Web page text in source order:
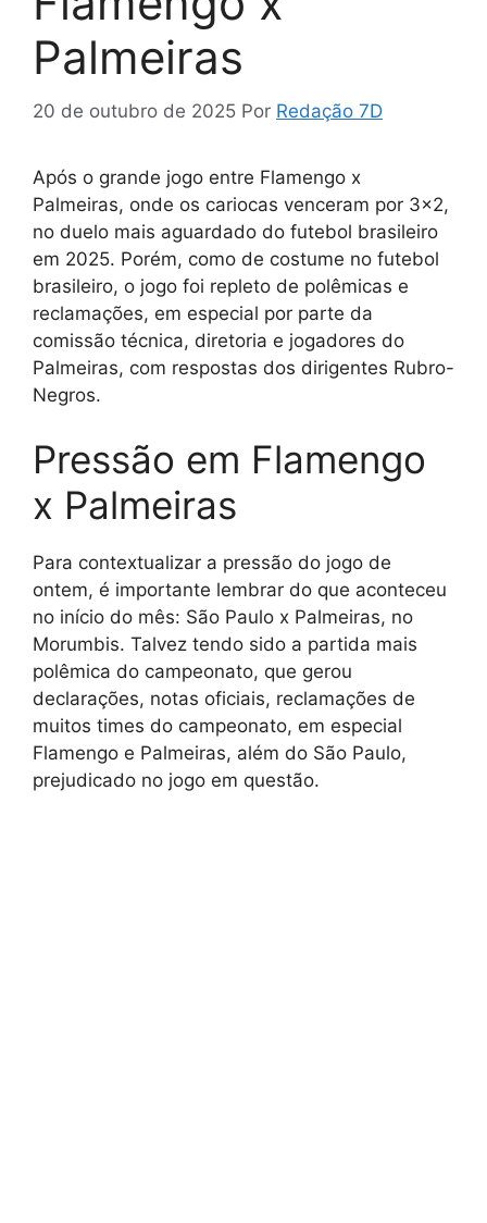
Palmeiras
20 de outubro de 2025 Por Redação 7D
Após o grande jogo entre Flamengo x
Palmeiras, onde os cariocas venceram por 3×2,
no duelo mais aguardado do futebol brasileiro
em 2025. Porém, como de costume no futebol
brasileiro, o jogo foi repleto de polêmicas e
reclamações, em especial por parte da
comissão técnica, diretoria e jogadores do
Palmeiras, com respostas dos dirigentes Rubro-
Negros.
Pressão em Flamengo
x Palmeiras
Para contextualizar a pressão do jogo de
ontem, é importante lembrar do que aconteceu
no início do mês: São Paulo x Palmeiras, no
Morumbis. Talvez tendo sido a partida mais
polêmica do campeonato, que gerou
declarações, notas oficiais, reclamações de
muitos times do campeonato, em especial
Flamengo e Palmeiras, além do São Paulo,
prejudicado no jogo em questão.